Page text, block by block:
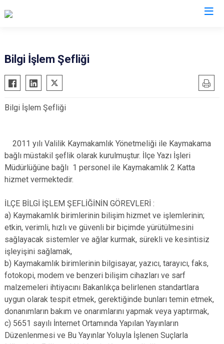
Ahırlı
Akören
Akşehir
Beyşehir
Bozkır
Çeltik
Çumra
Derbent
Derebucak
Hadim
Halkapınar
Hüyük
Kadınhanı
Karapınar
Karatay
Seydişehir
Taşkent
Tuzlukçu
Bilgi İşlem Şefliği
Bilgi İşlem Şefliği
2011 yılı Valilik Kaymakamlık Yönetmeliği ile Kaymakama
bağlı müstakil şeflik olarak kurulmuştur. İlçe Yazı İşleri
Müdürlüğüne bağlı 1 personel ile Kaymakamlık 2 Katta
hizmet vermektedir.
İLÇE BİLGİ İŞLEM ŞEFLİĞİNİN GÖREVLERİ :
a) Kaymakamlık birimlerinin bilişim hizmet ve işlemlerinin;
etkin, verimli, hızlı ve güvenli bir biçimde yürütülmesini
sağlayacak sistemler ve ağlar kurmak, sürekli ve kesintisiz
işleyişini sağlamak,
b) Kaymakamlık birimlerinin bilgisayar, yazıcı, tarayıcı, faks,
fotokopi, modem ve benzeri bilişim cihazları ve sarf
malzemeleri ihtiyacını Bakanlıkça belirlenen standartlara
uygun olarak tespit etmek, gerektiğinde bunları temin etmek,
donanımların bakım ve onarımlarını yapmak veya yaptırmak,
c) 5651 sayılı İnternet Ortamında Yapılan Yayınların
Düzenlenmesi ve Bu Yayınlar Yoluyla İşlenen Suçlarla